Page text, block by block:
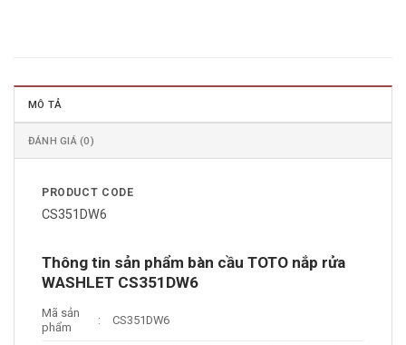
MÔ TẢ
ĐÁNH GIÁ (0)
PRODUCT CODE
CS351DW6
Thông tin sản phẩm bàn cầu TOTO nắp rửa
WASHLET CS351DW6
Mã sản
phẩm
: CS351DW6